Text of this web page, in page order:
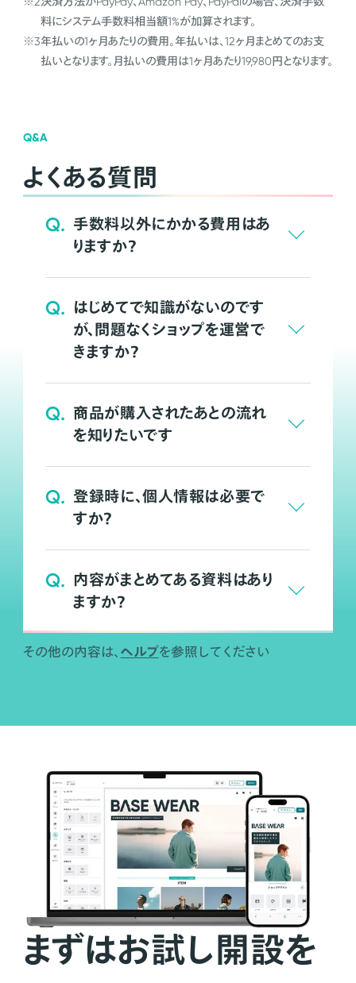
料にシステム手数料相当額1%が加算されます。
※3年払いの1ヶ月あたりの費用。年払いは、12ヶ月まとめてのお支
払いとなります。月払いの費用は1ヶ月あたり19,980円となります。
Q&A
よくある質問
Q. 手数料以外にかかる費用はあ
りますか？
Q. はじめてで知識がないのです
が、問題なくショップを運営で
きますか？
Q. 商品が購入されたあとの流れ
を知りたいです
Q. 登録時に、個人情報は必要で
すか？
Q. 内容がまとめてある資料はあり
ますか？
その他の内容は、 ヘルプを参照してください
まずはお試し開設を